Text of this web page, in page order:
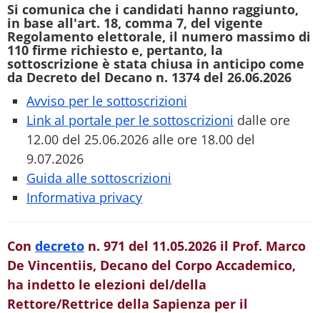
Si comunica che i candidati hanno raggiunto,
in base all'art. 18, comma 7, del vigente
Regolamento elettorale, il numero massimo di
110 firme richiesto e, pertanto, la
sottoscrizione è stata chiusa in anticipo come
da Decreto del Decano n. 1374 del 26.06.2026
Avviso per le sottoscrizioni
Link al portale per le sottoscrizioni dalle ore
12.00 del 25.06.2026 alle ore 18.00 del
9.07.2026
Guida alle sottoscrizioni
Informativa privacy
Con decreto n. 971 del 11.05.2026 il Prof. Marco
De Vincentiis, Decano del Corpo Accademico,
ha indetto le elezioni del/della
Rettore/Rettrice della Sapienza per il